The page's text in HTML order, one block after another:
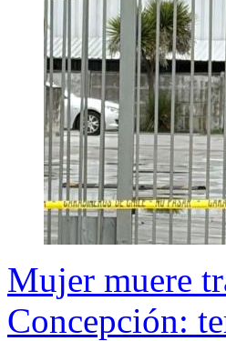
Mujer muere
Concepción: